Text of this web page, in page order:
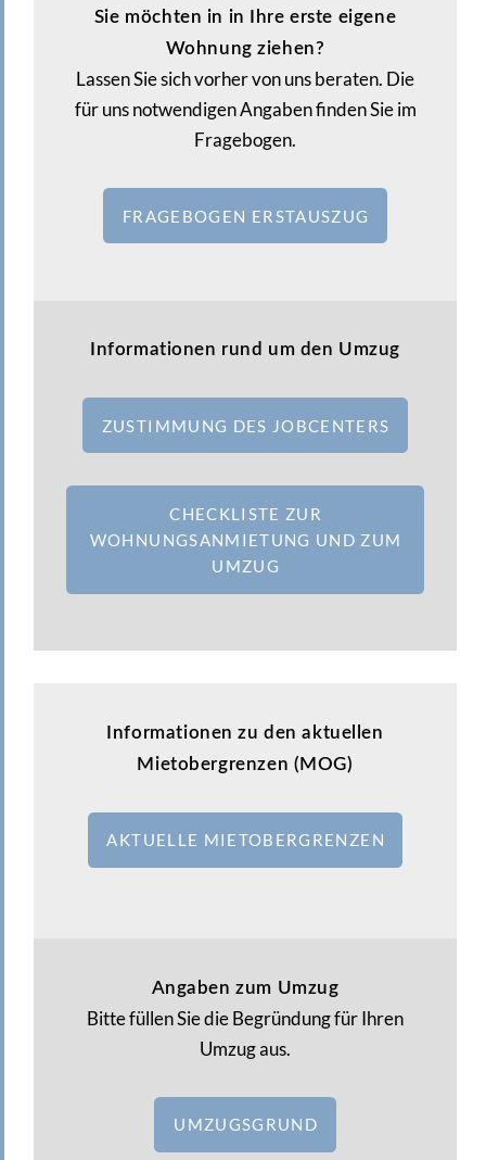
Sie möchten in in Ihre erste eigene
Wohnung ziehen?
Lassen Sie sich vorher von uns beraten. Die
für uns notwendigen Angaben finden Sie im
Fragebogen.
FRAGEBOGEN ERSTAUSZUG
Informationen rund um den Umzug
ZUSTIMMUNG DES JOBCENTERS
CHECKLISTE ZUR
WOHNUNGSANMIETUNG UND ZUM
UMZUG
Informationen zu den aktuellen
Mietobergrenzen (MOG)
AKTUELLE MIETOBERGRENZEN
Angaben zum Umzug
Bitte füllen Sie die Begründung für Ihren
Umzug aus.
UMZUGSGRUND